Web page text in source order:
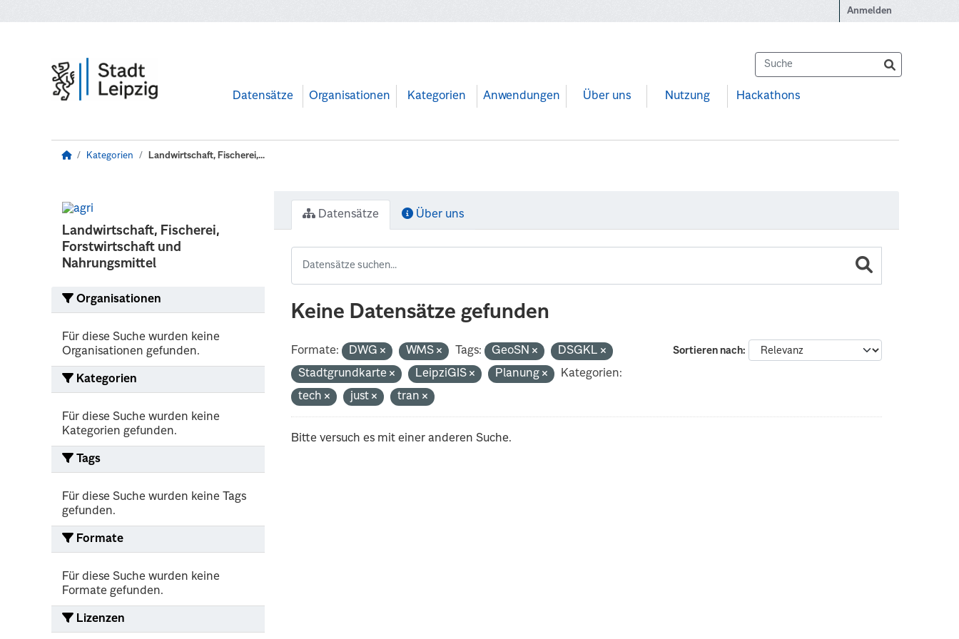
Anmelden
Datensätze Organisationen Kategorien Anwendungen Über uns Nutzung Hackathons
Kategorien Landwirtschaft, Fischerei,...
Landwirtschaft, Fischerei,
Forstwirtschaft und
Nahrungsmittel
Organisationen
Für diese Suche wurden keine
Organisationen gefunden.
Kategorien
Für diese Suche wurden keine
Kategorien gefunden.
Tags
Für diese Suche wurden keine Tags
gefunden.
Formate
Für diese Suche wurden keine
Formate gefunden.
Lizenzen
Datensätze Über uns
Keine Datensätze gefunden
Sortieren nach
Formate: DWG WMS Tags: GeoSN
DSGKL
Stadtgrundkarte
LeipziGIS Planung
Kategorien:
tech
just tran
Bitte versuch es mit einer anderen Suche.